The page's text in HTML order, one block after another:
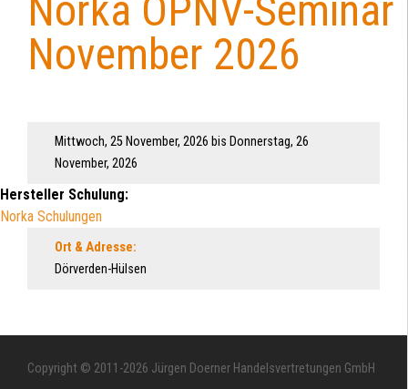
Norka ÖPNV-Seminar
November 2026
Mittwoch, 25 November, 2026 bis Donnerstag, 26
November, 2026
Hersteller Schulung:
Norka Schulungen
Ort & Adresse:
Dörverden-Hülsen
Copyright © 2011-2026 Jürgen Doerner Handelsvertretungen GmbH